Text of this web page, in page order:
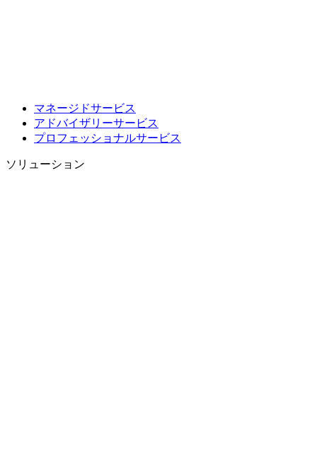
マネージドサービス
アドバイザリーサービス
プロフェッショナルサービス
ソリューション